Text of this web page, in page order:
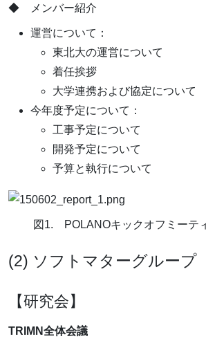
◆ メンバー紹介
運営について：
東北大の運営について
着任挨拶
大学連携および協定について
今年度予定について：
工事予定について
開発予定について
予算と執行について
図1. POLANOキックオフミーテ
(2) ソフトマターグループ
【研究会】
TRIMN全体会議